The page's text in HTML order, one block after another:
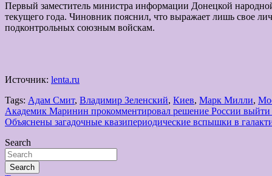
Первый заместитель министра информации Донецкой
текущего года. Чиновник пояснил, что выражает лишь свое
подконтрольных союзным войскам.
Источник: lenta.ru
Tags: Адам Смит, Владимир Зеленский, Киев, Марк Милли,
Навигация
по
записям
Академик Маринин прокомментировал решение России
Объяснены загадочные квазипериодические вспышки в
Search
Search